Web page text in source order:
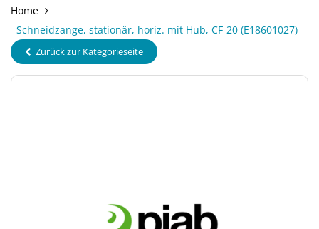
Home
Schneidzange, stationär, horiz. mit Hub, CF-20 (E18601027)
Zurück zur Kategorieseite